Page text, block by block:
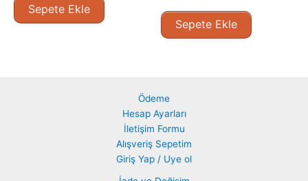
Sepete Ekle
Sepete Ekle
Ödeme
Hesap Ayarları
İletişim Formu
Alışveriş Sepetim
Giriş Yap / Uye ol